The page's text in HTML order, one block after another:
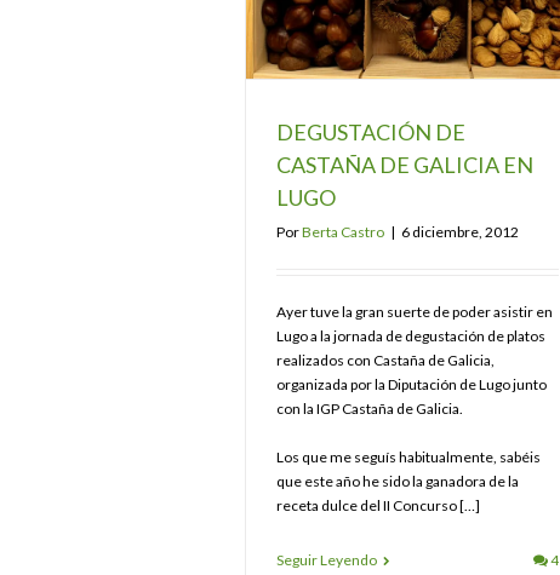
DEGUSTACIÓN DE
CASTAÑA DE GALICIA EN
LUGO
PorBerta Castro | 6 diciembre, 2012
Ayer tuve la gran suerte de poder asistir en
Lugo a la jornada de degustación de platos
realizados con Castaña de Galicia,
organizada por la Diputación de Lugo junto
con la IGP Castaña de Galicia.
Los que me seguís habitualmente, sabéis
que este año he sido la ganadora de la
receta dulce del II Concurso […]
Seguir Leyendo 4